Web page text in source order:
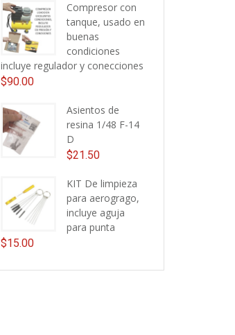
Compresor con
tanque, usado en
buenas
condiciones
incluye regulador y conecciones
$90.00
Asientos de
resina 1/48 F-14
D
$21.50
KIT De limpieza
para aerogrago,
incluye aguja
para punta
$15.00